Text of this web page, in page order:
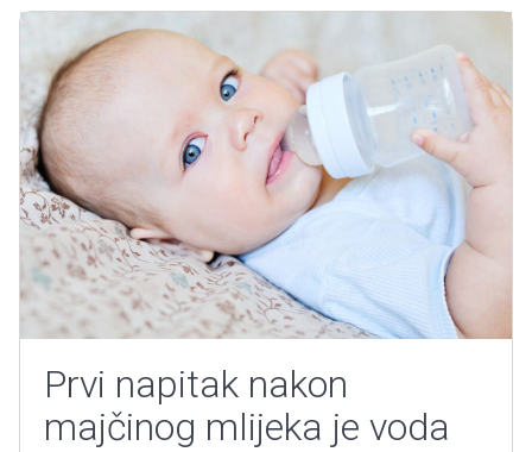
Prvi napitak nakon
majčinog mlijeka je voda